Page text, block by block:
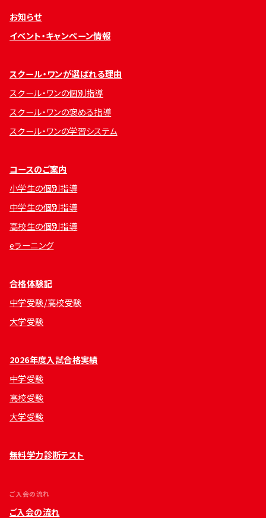
お知らせ
イベント・キャンペーン情報
スクール・ワンが選ばれる理由
スクール・ワンの個別指導
スクール・ワンの褒める指導
スクール・ワンの学習システム
コースのご案内
小学生の個別指導
中学生の個別指導
高校生の個別指導
eラーニング
合格体験記
中学受験/高校受験
大学受験
2026年度入試合格実績
中学受験
高校受験
大学受験
無料学力診断テスト
ご入会の流れ
ご入会の流れ